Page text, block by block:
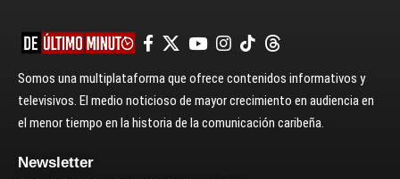
Somos una multiplataforma que ofrece contenidos informativos y
televisivos. El medio noticioso de mayor crecimiento en audiencia en
el menor tiempo en la historia de la comunicación caribeña.
Newsletter